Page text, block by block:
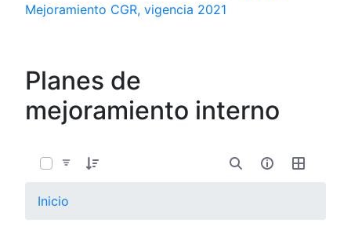
Mejoramiento CGR, vigencia 2021
Planes de
mejoramiento interno
Inicio